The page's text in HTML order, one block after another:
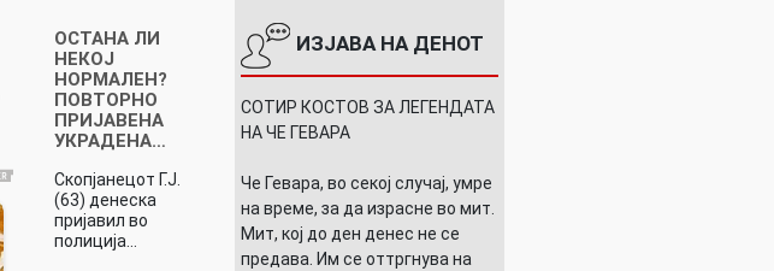
ОСТАНА ЛИ
НЕКОЈ
НОРМАЛЕН?
ПОВТОРНО
ПРИЈАВЕНА
УКРАДЕНА…
Скопјанецот Г.Ј.
(63) денеска
пријавил во
полиција…
ИЗЈАВА НА ДЕНОТ
СОТИР КОСТОВ ЗА ЛЕГЕНДАТА
НА ЧЕ ГЕВАРА
Че Гевара, во секој случај, умре
на време, за да израсне во мит.
Мит, кој до ден денес не се
предава. Им се оттргнува на